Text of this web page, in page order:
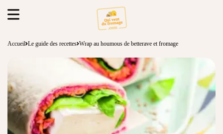
Accueil Le guide des recettes Wrap au houmous de betterave et fromage